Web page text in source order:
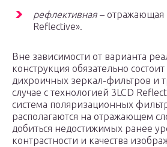
рефлективная – отражающая
Reflective».
Вне зависимости от варианта
конструкция обязательно
дихроичных зеркал-фильтров и
случае с технологией 3LCD
система поляризационных
располагаются на отражающем
добиться недостижимых ранее
контрастности и качества